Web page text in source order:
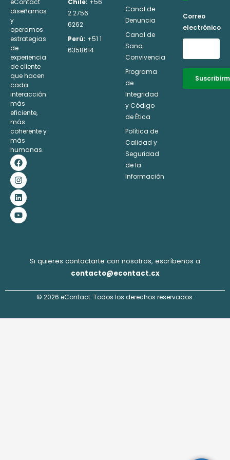
diseñamos
y
operamos
estrategias
de
experiencia
de cliente
que hacen
cada
interacción
más
eficiente,
más
coherente y
más
humanas.
F
a
c
e
b
o
o
k
I
n
s
t
a
g
r
a
m
L
i
n
k
e
d
i
n
Y
o
u
t
u
b
e
2 2756
6262
Perú: +51 1
6358614
Canal de
Denuncia
Canal de
Sana
Convivencia
Programa
de
Integridad
y Código
de Ética
Política de
Calidad y
Seguridad
de la
Información
Correo
electrónico
Si quieres contactarte con nosotros, escríbenos a
contacto@econtact.cx
© 2026 eContact. Todos los derechos reservados.